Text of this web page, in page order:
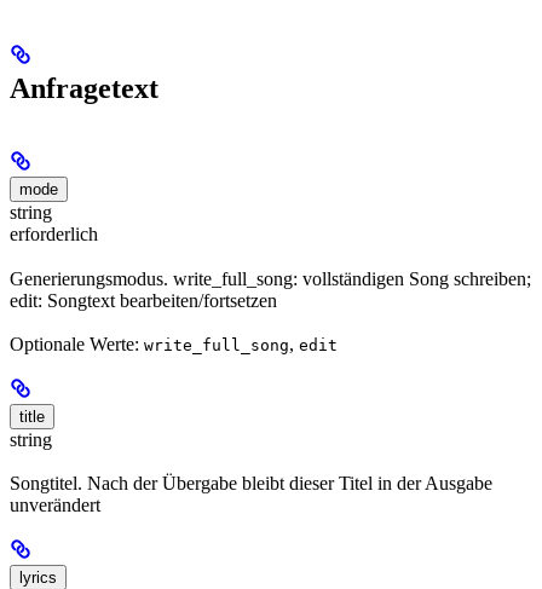
Anfragetext
mode
string
erforderlich
Generierungsmodus. write_full_song: vollständigen Song schreiben;
edit: Songtext bearbeiten/fortsetzen
Optionale Werte: write_full_song, edit
title
string
Songtitel. Nach der Übergabe bleibt dieser Titel in der Ausgabe
unverändert
lyrics